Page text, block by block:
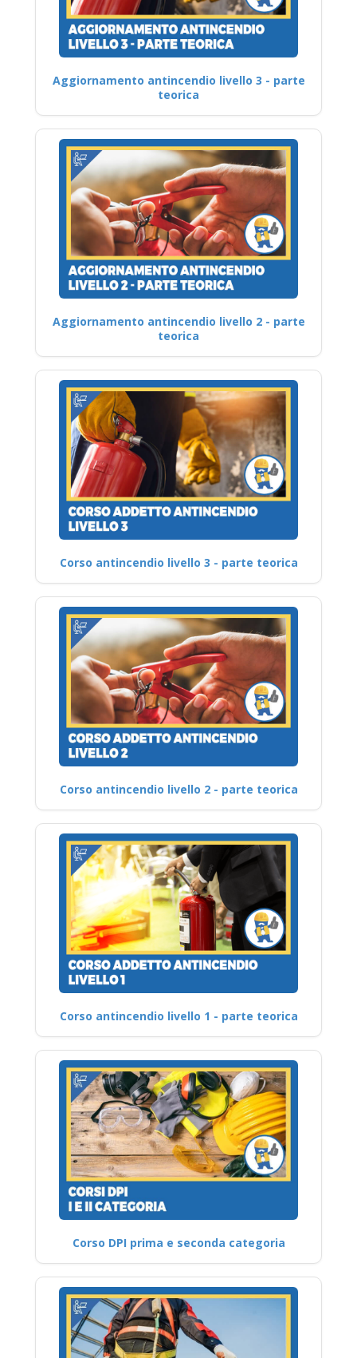
Aggiornamento antincendio livello 3 - parte
teorica
Aggiornamento antincendio livello 2 - parte
teorica
Corso antincendio livello 3 - parte teorica
Corso antincendio livello 2 - parte teorica
Corso antincendio livello 1 - parte teorica
Corso DPI prima e seconda categoria